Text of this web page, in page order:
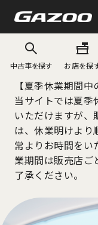
中古車を探す お店を探
【夏季休業期間中
当サイトでは夏季
いただけますが、
は、休業明けより
常よりお時間をい
業期間は販売店ご
了承ください。